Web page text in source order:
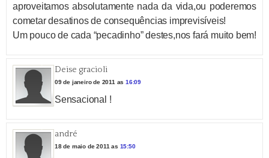
aproveitamos absolutamente nada da vida,ou poderemos
cometar desatinos de consequências imprevisíveis!
Um pouco de cada “pecadinho” destes,nos fará muito bem!
Deise gracioli
09 de janeiro de 2011 as16:09
Sensacional !
andré
18 de maio de 2011 as 15:50